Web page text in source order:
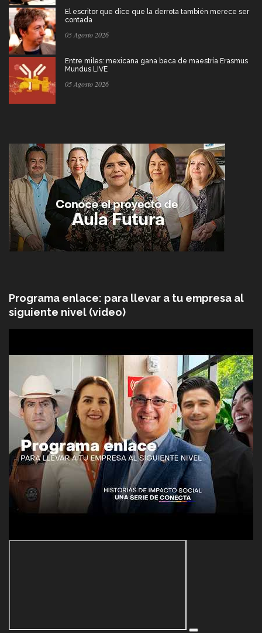
El escritor que dice que la derrota también merece ser
contada
05 Agosto 2026
Entre miles: mexicana gana beca de maestría Erasmus
Mundus LIVE
05 Agosto 2026
Programa enlace: para llevar a tu empresa al
siguiente nivel (video)